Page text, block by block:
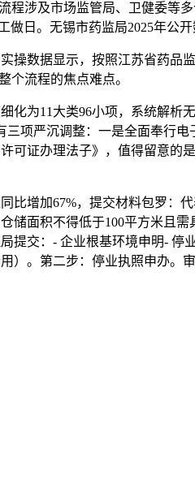
程涉及市场监管局、卫健委
日。无锡市药监局2025年公
据显示，按照江苏省药品监
个流程的焦点难点。
为11大类96小项，系统解析
项严沉调整：一是全面奉行
可证办理法子》，值得留意
增加67%，提交材料包罗：
储面积不得低于100平方米且
提交：- 企业根基环境申明-
。第二步：停业执照申办。审